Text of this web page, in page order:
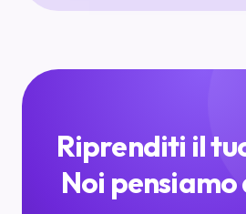
Riprenditi il
Noi